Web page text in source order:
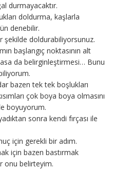
durmayacaktır.
doldurma, kaşlarla
denebilir.
şekilde doldurabiliyorsunuz.
başlangıç noktasının alt
da belirginleştirmesi… Bunu
bazen tek tek boşlukları
çok boya boya olmasını
boyuyorum.
sonra kendi fırçası ile
için gerekli bir adım.
için bazen bastırmak
onu belirteyim.